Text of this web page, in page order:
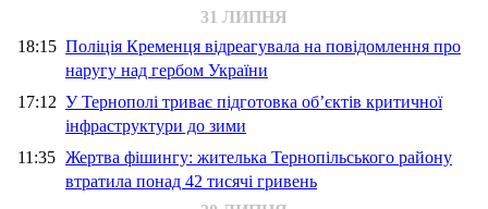
31 ЛИПНЯ
18:15 Поліція Кременця відреагувала на повідомлення про
наругу над гербом України
17:12 У Тернополі триває підготовка об’єктів критичної
інфраструктури до зими
11:35 Жертва фішингу: жителька Тернопільського району
втратила понад 42 тисячі гривень